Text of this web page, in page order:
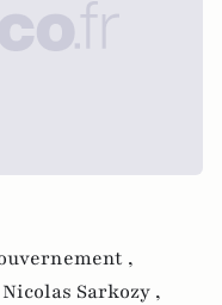
,
Nicolas Sarkozy ,